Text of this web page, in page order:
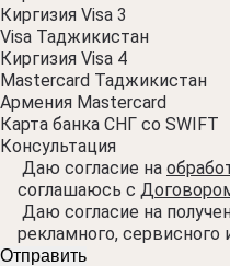
Киргизия Visa 3
Visa Таджикистан
Киргизия Visa 4
Mastercard Таджикистан
Армения Mastercard
Карта банка СНГ со SWIFT
Консультация
Даю согласие на
соглашаюсь с
Даю согласие на
рекламного, сервисного